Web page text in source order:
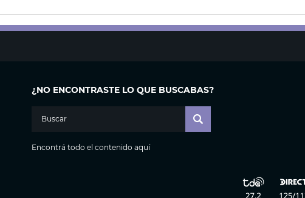
¿NO ENCONTRASTE LO QUE BUSCABAS?
Encontrá todo el contenido aquí